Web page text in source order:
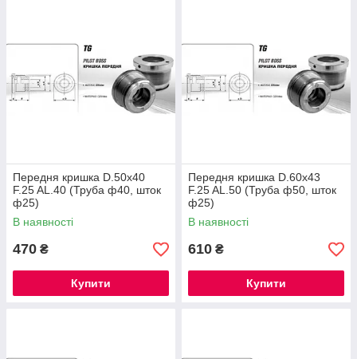
Передня кришка D.50x40
F.25 AL.40 (Труба ф40, шток
ф25)
В наявності
470 ₴
Купити
Передня кришка D.60x43
F.25 AL.50 (Труба ф50, шток
ф25)
В наявності
610 ₴
Купити